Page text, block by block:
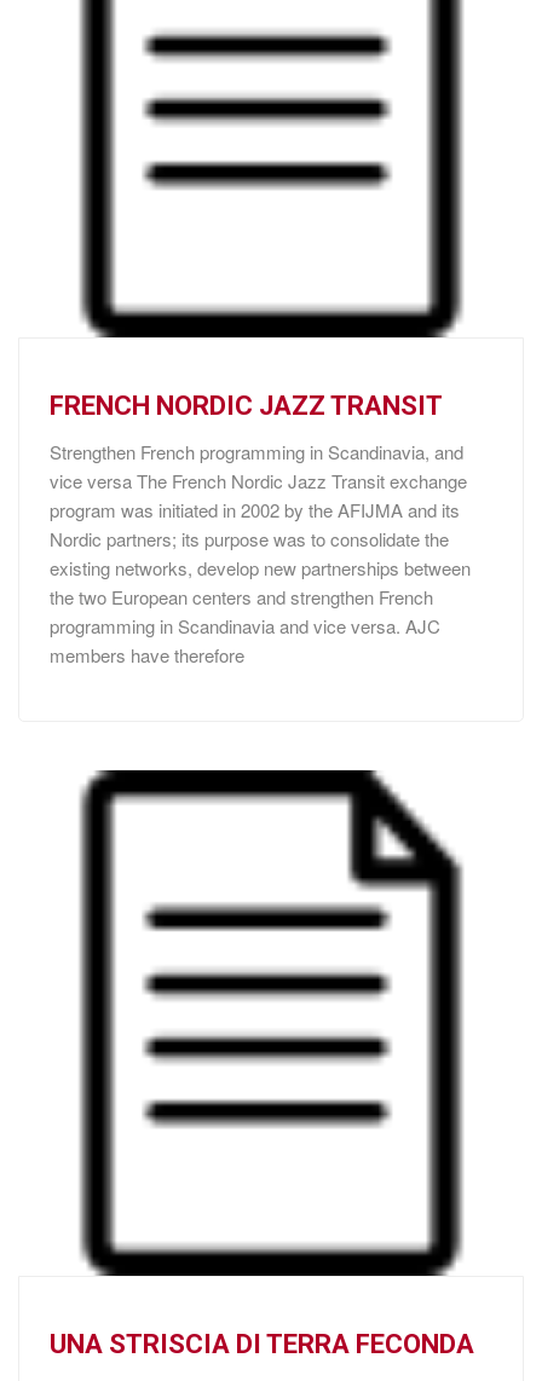
FRENCH NORDIC JAZZ TRANSIT
Strengthen French programming in Scandinavia, and
vice versa The French Nordic Jazz Transit exchange
program was initiated in 2002 by the AFIJMA and its
Nordic partners; its purpose was to consolidate the
existing networks, develop new partnerships between
the two European centers and strengthen French
programming in Scandinavia and vice versa. AJC
members have therefore
UNA STRISCIA DI TERRA FECONDA